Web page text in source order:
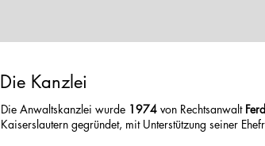
Die Kanzlei
Die Anwaltskanzlei wurde 1974 von Rechtsanwalt
Kaiserslautern gegründet, mit Unterstützung seiner